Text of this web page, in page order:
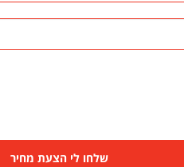
שלחו לי הצעת מחיר